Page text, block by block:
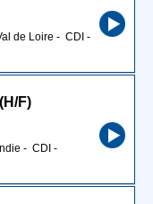
de Loire - CDI -
F)
- CDI -